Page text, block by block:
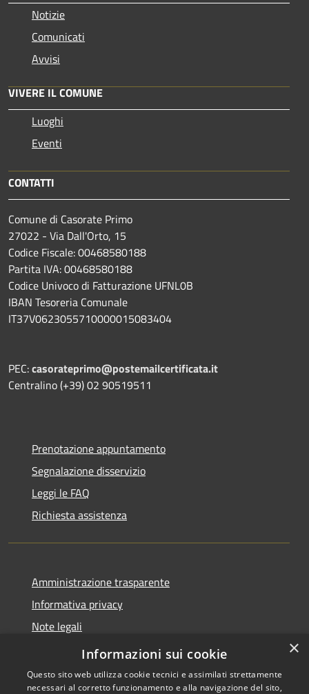
Notizie
Comunicati
Avvisi
VIVERE IL COMUNE
Luoghi
Eventi
CONTATTI
Comune di Casorate Primo
27022 - Via Dall'Orto, 15
Codice Fiscale: 00468580188
Partita IVA: 00468580188
Codice Univoco di Fatturazione UFNL0B
IBAN Tesoreria Comunale
IT37V0623055710000015083404
PEC:casorateprimo@postemailcertificata.it
Centralino (+39) 02 90519511
Prenotazione appuntamento
Segnalazione disservizio
Leggi le FAQ
Richiesta assistenza
Amministrazione trasparente
Informativa privacy
Note legali
Dichiarazione di accessibilità
×
Informazioni sui cookie
Questo sito web utilizza cookie tecnici e assimilati strettamente
necessari al corretto funzionamento e alla navigazione del sito,